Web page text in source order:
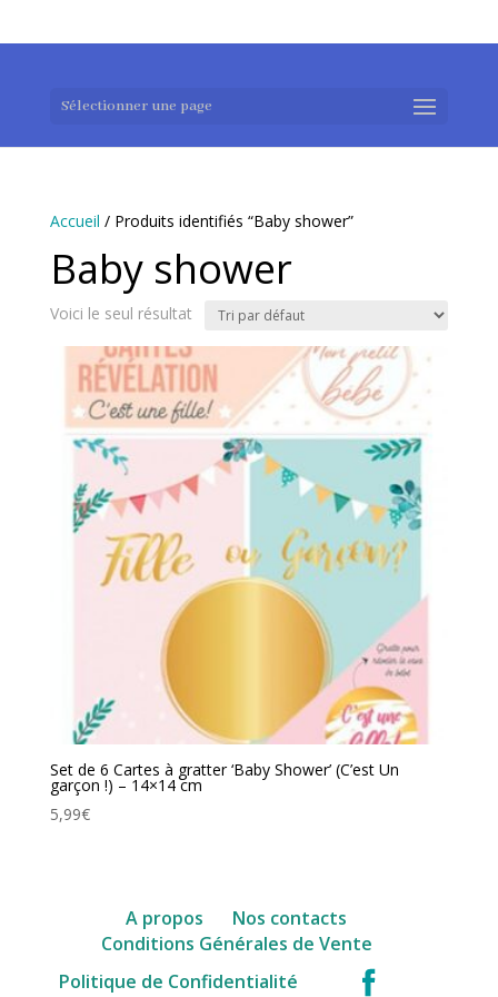
Sélectionner une page
Accueil / Produits identifiés “Baby shower”
Baby shower
Voici le seul résultat
Set de 6 Cartes à gratter ‘Baby Shower’ (C’est Un
garçon !) – 14×14 cm
5,99€
A propos
Nos contacts
Conditions Générales de Vente
Politique de Confidentialité